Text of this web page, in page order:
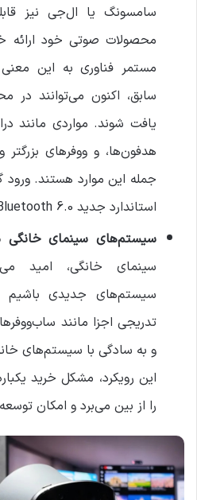
محصولات صوتی خود ارائه
مستمر فناوری به این
سابق، اکنون می‌توانند در
یافت شوند. مواردی مانند
هدفون‌ها، و ووفر‌های بزرگتر
جمله این موارد هستند.
استاندارد جدید Bluetooth 6.0 نیز از دیگر انتظارات است.
سیستم‌های سینمای خانگی
سینمای خانگی، امید
سیستم‌های جدیدی باشیم
تدریجی اجزا مانند
و به سادگی با سیستم‌های
این رویکرد، مشکل خرید
را از بین می‌برد و امکان